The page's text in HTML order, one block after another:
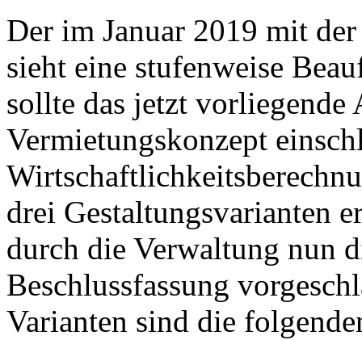
Der im Januar 2019 mit
sieht eine stufenweise
sollte das jetzt
Vermietungskonzept
drei Gestaltungsvarianten
durch die Verwaltung nun
Beschlussfassung
Varianten sind die